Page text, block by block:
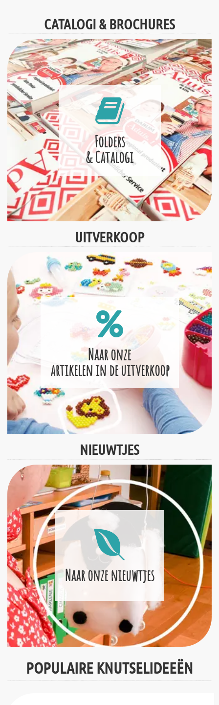
CATALOGI & BROCHURES
Folders
& Catalogi
UITVERKOOP
Naar onze
artikelen in de uitverkoop
NIEUWTJES
Naar onze nieuwtjes
POPULAIRE KNUTSELIDEEËN